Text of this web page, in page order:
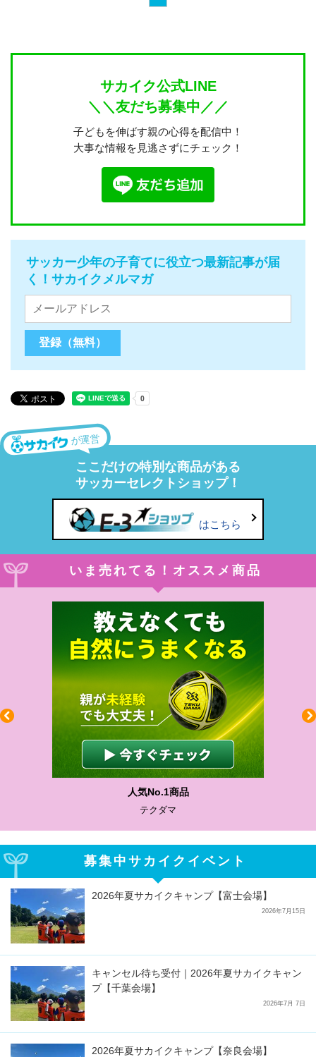
サカイク公式LINE
＼＼友だち募集中／／
子どもを伸ばす親の心得を配信中！
大事な情報を見逃さずにチェック！
サッカー少年の子育てに役立つ最新記事が届
く！サカイクメルマガ
が運営
ここだけの特別な商品がある
サッカーセレクトショップ！
はこちら
いま売れてる！オススメ商品
人気No.1商品
テクダマ
募集中サカイクイベント
2026年夏サカイクキャンプ【富士会場】
2026年7月15日
キャンセル待ち受付｜2026年夏サカイクキャン
プ【千葉会場】
2026年7月 7日
2026年夏サカイクキャンプ【奈良会場】